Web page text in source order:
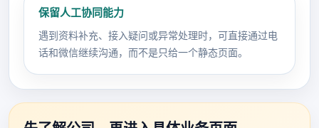
保留人工协同能力
遇到资料补充、接入疑问或异常处理时，可直接通过电
话和微信继续沟通，而不是只给一个静态页面。